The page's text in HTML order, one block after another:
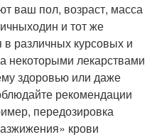
ваш пол, возраст, масса
и тот же
в различных курсовых и
некоторыми лекарствами
здоровью или даже
рекомендации
передозировка
крови